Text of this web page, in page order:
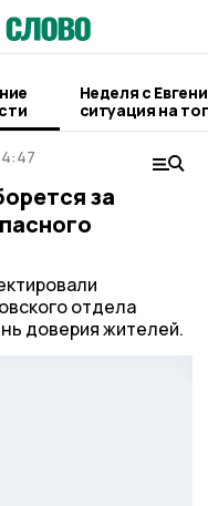
Неделя с
ситуация на
городе и
за
отдела
доверия жителей.